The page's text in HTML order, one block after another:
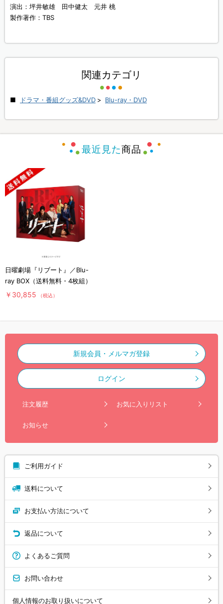
演出：坪井敏雄 田中健太 元井 桃
製作著作：TBS
関連カテゴリ
ドラマ・番組グッズ&DVD > Blu-ray・DVD
最近見た商品
日曜劇場『リブート』／Blu-
ray BOX（送料無料・4枚組）
￥30,855 （税込）
新規会員・メルマガ登録
ログイン
注文履歴 お気に入りリスト
お知らせ
ご利用ガイド
送料について
お支払い方法について
返品について
よくあるご質問
お問い合わせ
個人情報のお取り扱いについて